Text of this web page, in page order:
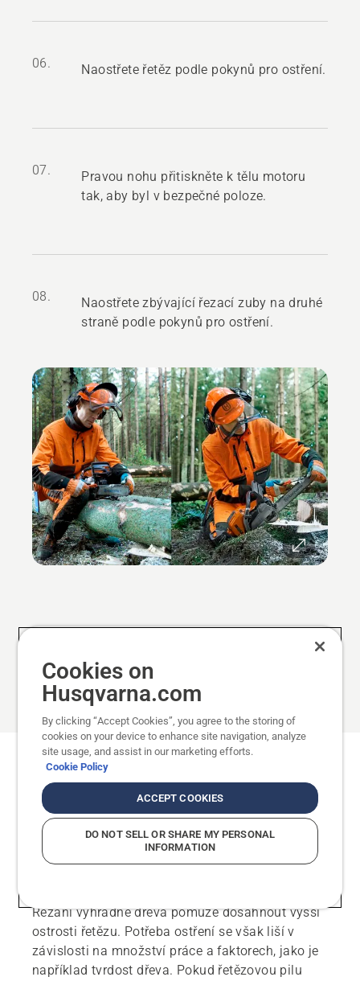
06. Naostřete řetěz podle pokynů pro ostření.
07.
Pravou nohu přitiskněte k tělu motoru
tak, aby byl v bezpečné poloze.
08.
Naostřete zbývající řezací zuby na druhé
straně podle pokynů pro ostření.
Jak často je třeba řetěz ostřit?
Ostrost řetězu se časem snižuje, i když jste se
vyhnuli řezání do předmětů, které ostrost snižují
(kameny, půda atd.). Pokud jste zařízli pilou do
kamene, řetěz je více méně nepoužitelný, ale je
Řezání výhradně dřeva pomůže dosáhnout vyšší
ostrosti řetězu. Potřeba ostření se však liší v
závislosti na množství práce a faktorech, jako je
například tvrdost dřeva. Pokud řetězovou pilu
Cookies on
Husqvarna.com
By clicking “Accept Cookies”, you agree to the storing of
cookies on your device to enhance site navigation, analyze
site usage, and assist in our marketing efforts.
Cookie Policy
ACCEPT COOKIES
DO NOT SELL OR SHARE MY PERSONAL
INFORMATION